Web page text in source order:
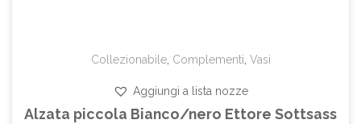
Collezionabile, Complementi Vasi
Aggiungi a lista nozze
Alzata piccola Bianco/nero Ettore Sottsass